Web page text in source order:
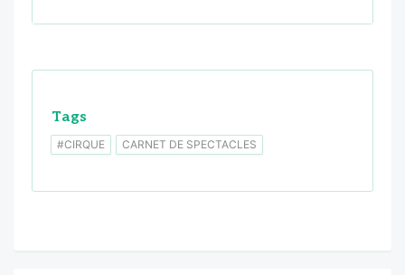
Tags
#CIRQUE CARNET DE SPECTACLES